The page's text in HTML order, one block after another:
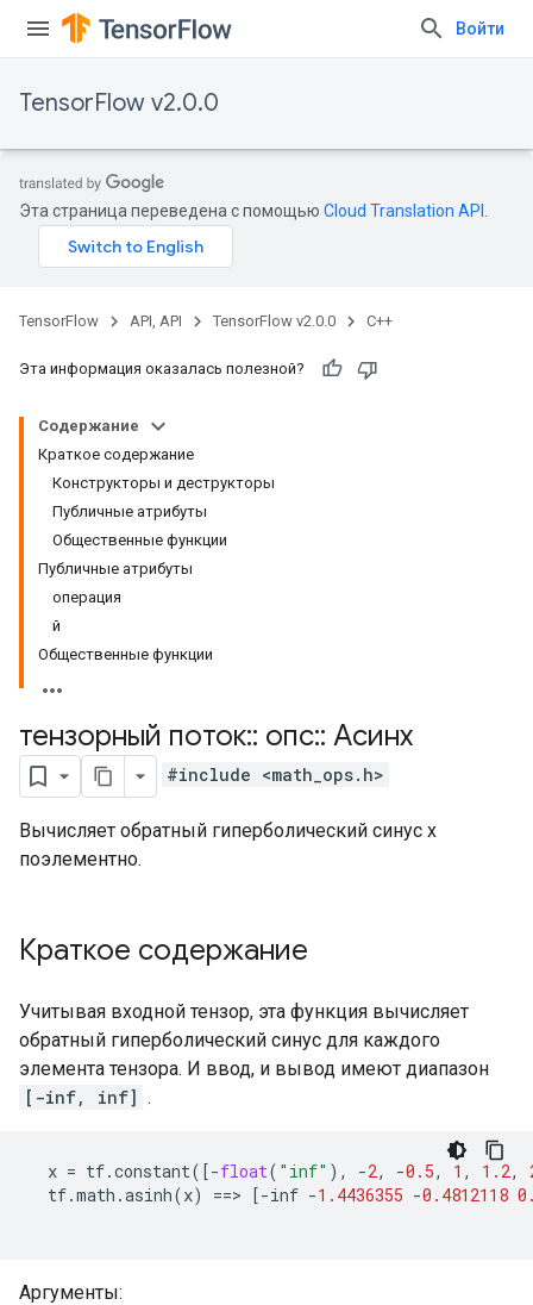
Войти
TensorFlow v2.0.0
Эта страница переведена с помощью Cloud Translation API
TensorFlow API, API TensorFlow v2.0.0 C++
Эта информация оказалась полезной?
Содержание
Краткое содержание
Конструкторы и деструкторы
Публичные атрибуты
Общественные функции
Публичные атрибуты
операция
й
Общественные функции
тензорный поток:: опс:: Асинх
#include <math_ops.h>
Вычисляет обратный гиперболический синус x
поэлементно.
Краткое содержание
Учитывая входной тензор, эта функция вычисляет
обратный гиперболический синус для каждого
элемента тензора. И ввод, и вывод имеют диапазон
[-inf, inf] .
x = tf.constant([-float( "inf" ), -2, -0.5, 1 , 1.2,
tf.math .asinh(x) ==> [-inf -1.4436355 -0.4812118
Аргументы: